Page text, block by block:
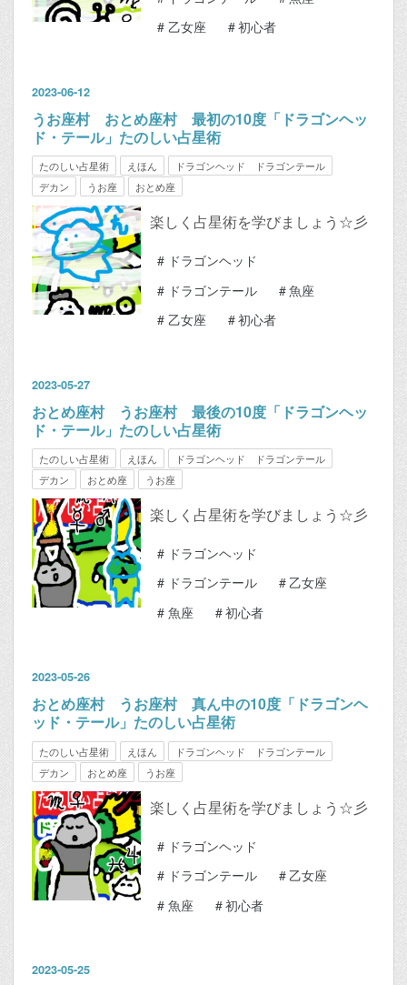
# 乙女座 #初心者
2023-06-12
うお座村 おとめ座村 最初の10度「ドラゴンヘッ
ド・テール」たのしい占星術
たのしい占星術 えほん
ドラゴンヘッド ドラゴンテール
デカン
うお座 おとめ座
楽しく占星術を学びましょう☆彡
# ドラゴンヘッド
# ドラゴンテール #魚座
# 乙女座 #初心者
2023-05-27
おとめ座村 うお座村 最後の10度「ドラゴンヘッ
ド・テール」たのしい占星術
たのしい占星術 えほん
ドラゴンヘッド ドラゴンテール
デカン
おとめ座 うお座
楽しく占星術を学びましょう☆彡
# ドラゴンヘッド
# ドラゴンテール #乙女座
# 魚座 #初心者
2023-05-26
おとめ座村 うお座村 真ん中の10度「ドラゴンヘ
ッド・テール」たのしい占星術
たのしい占星術 えほん
ドラゴンヘッド ドラゴンテール
デカン
おとめ座 うお座
楽しく占星術を学びましょう☆彡
# ドラゴンヘッド
# ドラゴンテール #乙女座
# 魚座 #初心者
2023-05-25